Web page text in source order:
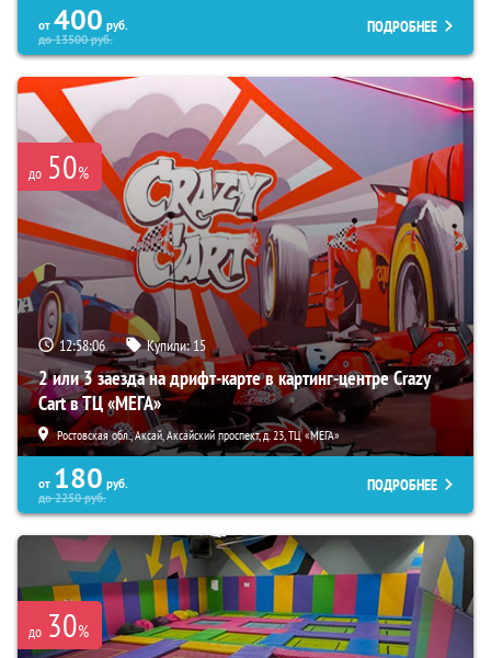
от 400 руб.
до13500руб.
ПОДРОБНЕЕ
до 50%
12:58:05 Купили:15
2 или 3 заезда на дрифт-карте в картинг-центре Crazy
Cart в ТЦ «МЕГА»
Ростовская обл., Аксай, Аксайский проспект, д. 23, ТЦ «МЕГА»
от 180 руб.
до2250руб.
ПОДРОБНЕЕ
до 30%